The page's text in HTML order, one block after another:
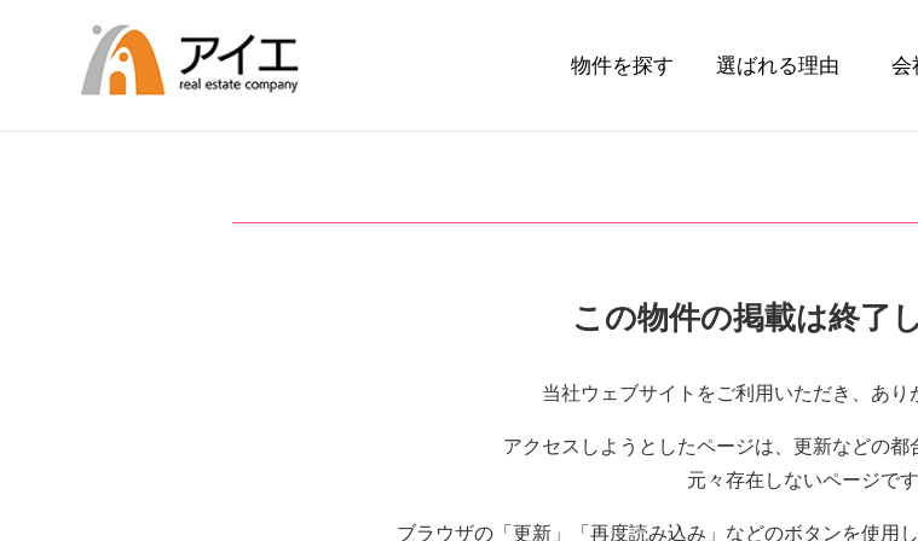
物件を探す 選ばれる理由 会
この物件の掲載は終了
当社ウェブサイトをご利用いただき、あり
アクセスしようとしたページは、更新などの都
元々存在しないページです
ブラウザの「更新」「再度読み込み」などのボタンを使用